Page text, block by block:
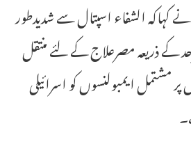
کہاکہ الشفاء اسپتال سے شدیدطور
کے ذریعہ مصرعلاج کے لئے منتقل
مشتمل ایمبولنسوں کو اسرائیلی